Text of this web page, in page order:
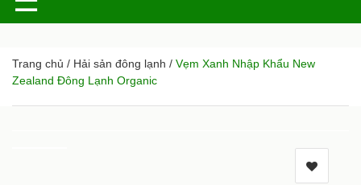
Trang chủ / Hải sản đông lạnh / Vẹm Xanh Nhập Khẩu New
Zealand Đông Lạnh Organic